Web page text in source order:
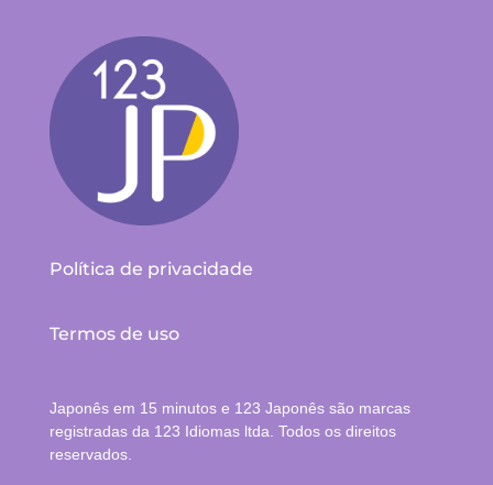
Política de privacidade
Termos de uso
Japonês em 15 minutos e 123 Japonês são marcas
registradas da 123 Idiomas ltda. Todos os direitos
reservados.